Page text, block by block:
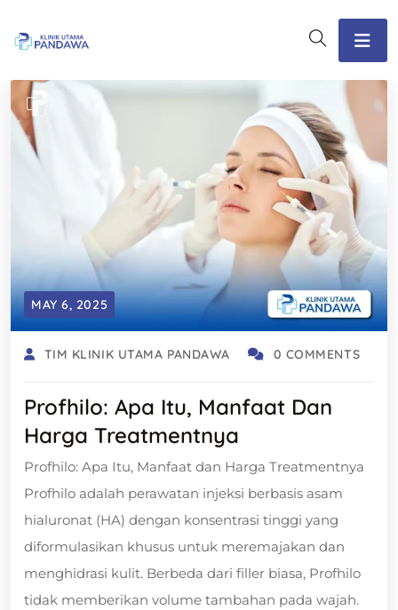
MAY 6, 2025
TIM KLINIK UTAMA PANDAWA 0 COMMENTS
Profhilo: Apa Itu, Manfaat Dan
Harga Treatmentnya
Profhilo: Apa Itu, Manfaat dan Harga Treatmentnya
Profhilo adalah perawatan injeksi berbasis asam
hialuronat (HA) dengan konsentrasi tinggi yang
diformulasikan khusus untuk meremajakan dan
menghidrasi kulit. Berbeda dari filler biasa, Profhilo
tidak memberikan volume tambahan pada wajah.